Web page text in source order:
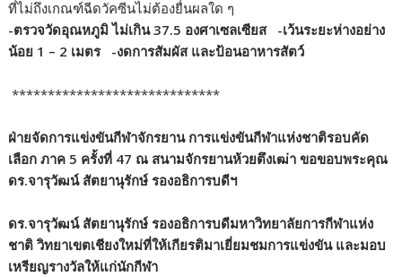
ที่ไม่ถึงเกณฑ์ฉีดวัคซีนไม่ต้องยื่นผลใด ๆ
-ตรวจวัดอุณหภูมิ ไม่เกิน 37.5 องศาเซลเซียส -เว้นระยะห่างอย่าง
น้อย 1 – 2 เมตร -งดการสัมผัส และป้อนอาหารสัตว์
*****************************
ฝ่ายจัดการแข่งขันกีฬาจักรยาน การแข่งขันกีฬาแห่งชาติรอบคัด
เลือก ภาค 5 ครั้งที่ 47 ณ สนามจักรยานห้วยตึงเฒ่า ขอขอบพระคุณ
ดร.จารุวัฒน์ สัตยานุรักษ์ รองอธิการบดีฯ
ดร.จารุวัฒน์ สัตยานุรักษ์ รองอธิการบดีมหาวิทยาลัยการกีฬาแห่ง
ชาติ วิทยาเขตเชียงใหม่ที่ให้เกียรติมาเยี่ยมชมการแข่งขัน และมอบ
เหรียญรางวัลให้แก่นักกีฬา